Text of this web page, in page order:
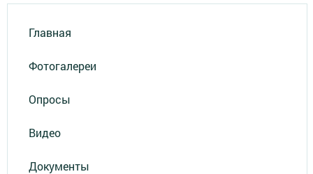
Главная
Фотогалереи
Опросы
Видео
Документы